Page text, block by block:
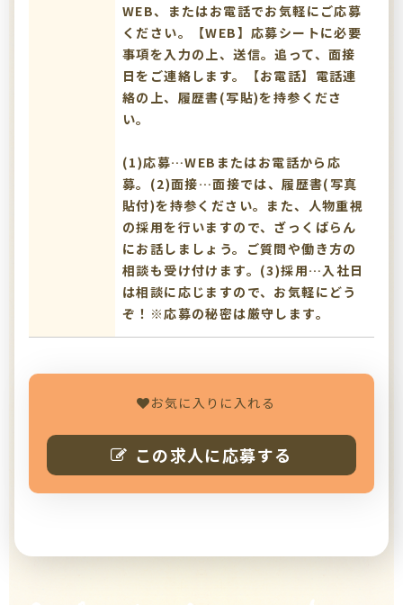
WEB、またはお電話でお気軽にご応募
ください。【WEB】応募シートに必要
事項を入力の上、送信。追って、面接
日をご連絡します。【お電話】電話連
絡の上、履歴書(写貼)を持参くださ
い。
(1)応募…WEBまたはお電話から応
募。(2)面接…面接では、履歴書(写真
貼付)を持参ください。また、人物重視
の採用を行いますので、ざっくばらん
にお話しましょう。ご質問や働き方の
相談も受け付けます。(3)採用…入社日
は相談に応じますので、お気軽にどう
ぞ！※応募の秘密は厳守します。
お気に入りに入れる
この求人に応募する